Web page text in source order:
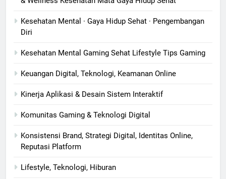
Kesehatan Mental · Gaya Hidup Sehat · Pengembangan
Diri
Kesehatan Mental Gaming Sehat Lifestyle Tips Gaming
Keuangan Digital, Teknologi, Keamanan Online
Kinerja Aplikasi & Desain Sistem Interaktif
Komunitas Gaming & Teknologi Digital
Konsistensi Brand, Strategi Digital, Identitas Online,
Reputasi Platform
Lifestyle, Teknologi, Hiburan